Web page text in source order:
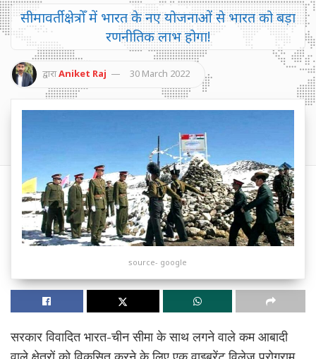
सीमावर्ती क्षेत्रोँ में भारत के नए योजनाओं से भारत को बड़ा
रणनीतिक लाभ होगा!
द्वाराAniket Raj 30 March 2022
source- google
सरकार विवादित भारत-चीन सीमा के साथ लगने वाले कम आबादी